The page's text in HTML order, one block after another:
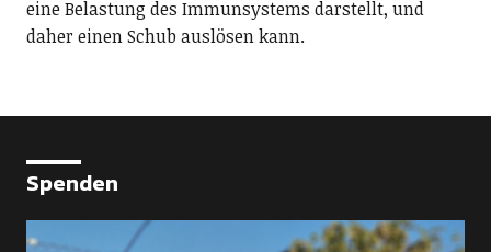
eine Belastung des Immunsystems darstellt, und
daher einen Schub auslösen kann.
Spenden